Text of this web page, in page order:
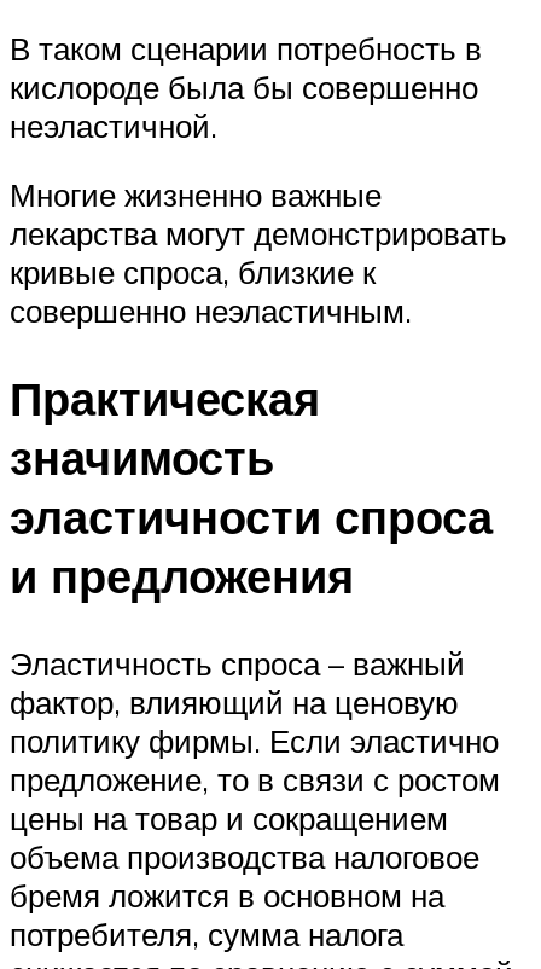
В таком сценарии потребность в
кислороде была бы совершенно
неэластичной.
Многие жизненно важные
лекарства могут демонстрировать
кривые спроса, близкие к
совершенно неэластичным.
Практическая
значимость
эластичности спроса
и предложения
Эластичность спроса – важный
фактор, влияющий на ценовую
политику фирмы. Если эластично
предложение, то в связи с ростом
цены на товар и сокращением
объема производства налоговое
бремя ложится в основном на
потребителя, сумма налога